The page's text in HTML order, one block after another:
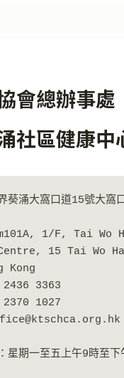
會總辦事處
社區健康中
葵涌大窩口道15號大窩
1/F, Tai Wo
15 Tai Wo
Kong
3363
1027
星期一至五上午9時至